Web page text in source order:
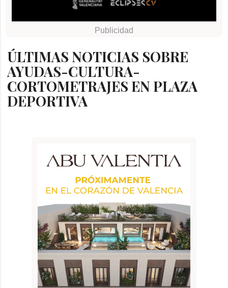
ÚLTIMAS NOTICIAS SOBRE
AYUDAS-CULTURA-
CORTOMETRAJES EN PLAZA
DEPORTIVA